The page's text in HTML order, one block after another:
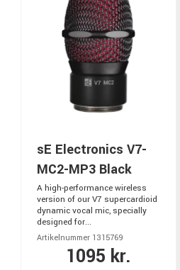
sE Electronics V7-
MC2-MP3 Black
A high-performance wireless
version of our V7 supercardioid
dynamic vocal mic, specially
designed for...
Artikelnummer 1315769
1095 kr.